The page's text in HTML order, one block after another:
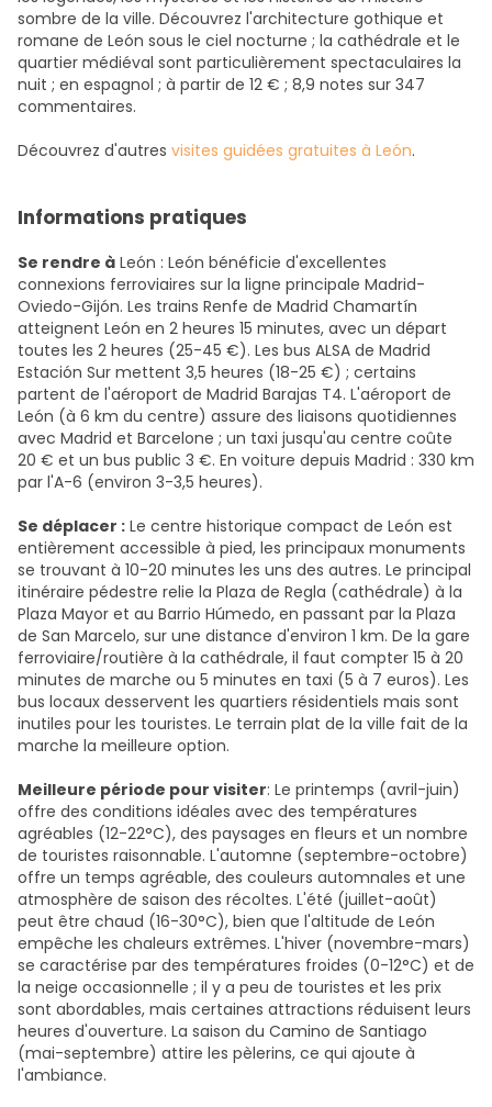
sombre de la ville. Découvrez l'architecture gothique et
romane de León sous le ciel nocturne ; la cathédrale et le
quartier médiéval sont particulièrement spectaculaires la
nuit ; en espagnol ; à partir de 12 € ; 8,9 notes sur 347
commentaires.
Découvrez d'autres visites guidées gratuites à León.
Informations pratiques
Se rendre à León : León bénéficie d'excellentes
connexions ferroviaires sur la ligne principale Madrid-
Oviedo-Gijón. Les trains Renfe de Madrid Chamartín
atteignent León en 2 heures 15 minutes, avec un départ
toutes les 2 heures (25-45 €). Les bus ALSA de Madrid
Estación Sur mettent 3,5 heures (18-25 €) ; certains
partent de l'aéroport de Madrid Barajas T4. L'aéroport de
León (à 6 km du centre) assure des liaisons quotidiennes
avec Madrid et Barcelone ; un taxi jusqu'au centre coûte
20 € et un bus public 3 €. En voiture depuis Madrid : 330 km
par l'A-6 (environ 3-3,5 heures).
Se déplacer : Le centre historique compact de León est
entièrement accessible à pied, les principaux monuments
se trouvant à 10-20 minutes les uns des autres. Le principal
itinéraire pédestre relie la Plaza de Regla (cathédrale) à la
Plaza Mayor et au Barrio Húmedo, en passant par la Plaza
de San Marcelo, sur une distance d'environ 1 km. De la gare
ferroviaire/routière à la cathédrale, il faut compter 15 à 20
minutes de marche ou 5 minutes en taxi (5 à 7 euros). Les
bus locaux desservent les quartiers résidentiels mais sont
inutiles pour les touristes. Le terrain plat de la ville fait de la
marche la meilleure option.
Meilleure période pour visiter: Le printemps (avril-juin)
offre des conditions idéales avec des températures
agréables (12-22°C), des paysages en fleurs et un nombre
de touristes raisonnable. L'automne (septembre-octobre)
offre un temps agréable, des couleurs automnales et une
atmosphère de saison des récoltes. L'été (juillet-août)
peut être chaud (16-30°C), bien que l'altitude de León
empêche les chaleurs extrêmes. L'hiver (novembre-mars)
se caractérise par des températures froides (0-12°C) et de
la neige occasionnelle ; il y a peu de touristes et les prix
sont abordables, mais certaines attractions réduisent leurs
heures d'ouverture. La saison du Camino de Santiago
(mai-septembre) attire les pèlerins, ce qui ajoute à
l'ambiance.